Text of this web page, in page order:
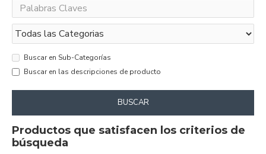
Buscar en Sub-Categorías
Buscar en las descripciones de producto
BUSCAR
Productos que satisfacen los criterios de
búsqueda